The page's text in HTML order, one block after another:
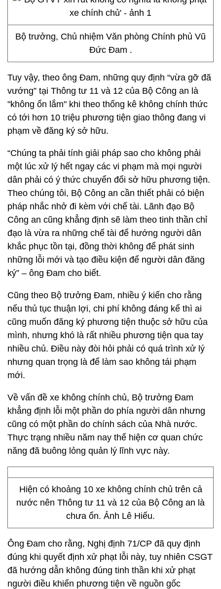
Bộ trưởng, Chủ nhiệm Văn phòng Chính phủ Vũ
Đức Đam .
Tuy vậy, theo ông Đam, những quy định “vừa gỡ đã
vướng” tại Thông tư 11 và 12 của Bộ Công an là
"không ổn lắm" khi theo thống kê không chính thức
có tới hơn 10 triệu phương tiện giao thông đang vi
phạm về đăng ký sở hữu.
“Chúng ta phải tính giải pháp sao cho không phải
một lúc xử lý hết ngay các vi phạm mà mọi người
dân phải có ý thức chuyển đổi sở hữu phương tiện.
Theo chúng tôi, Bộ Công an cần thiết phải có biện
pháp nhắc nhở đi kèm với chế tài. Lãnh đạo Bộ
Công an cũng khẳng định sẽ làm theo tinh thần chỉ
đạo là vừa ra những chế tài để hướng người dân
khắc phục tồn tại, đồng thời không để phát sinh
những lỗi mới và tạo điều kiện để người dân đăng
ký” – ông Đam cho biết.
Cũng theo Bộ trưởng Đam, nhiều ý kiến cho rằng
nếu thủ tục thuận lợi, chi phí không đáng kể thì ai
cũng muốn đăng ký phương tiện thuộc sở hữu của
mình, nhưng khó là rất nhiều phương tiện qua tay
nhiều chủ. Điều này đòi hỏi phải có quá trình xử lý
nhưng quan trọng là để làm sao không tái phạm
mới.
Về vấn đề xe không chính chủ, Bộ trưởng Đam
khẳng định lỗi một phần do phía người dân nhưng
cũng có một phần do chính sách của Nhà nước.
Thực trạng nhiều năm nay thể hiện cơ quan chức
năng đã buông lỏng quản lý lĩnh vực này.
Hiện có khoảng 10 xe không chính chủ trên cả
nước nên Thông tư 11 và 12 của Bộ Công an là
chưa ổn. Ảnh Lê Hiếu.
Ông Đam cho rằng, Nghị định 71/CP đã quy định
đúng khi quyết định xử phạt lỗi này, tuy nhiên CSGT
đã hướng dẫn không đúng tinh thần khi xử phạt
người điều khiển phương tiện về nguồn gốc